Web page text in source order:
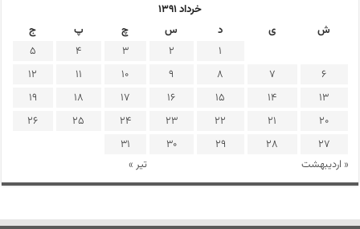
خرداد ۱۳۹۱
ش
ی د س چ پ ج
« اردیبهشت تیر »
1
2
3
4
5
6
7
8
9
10
11
12
13
14
15
16
17
18
19
20
21
22
23
24
25
26
27
28
29
30
31